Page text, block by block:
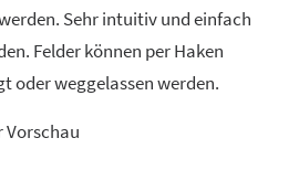
Sehr intuitiv und einfach
Felder können per Haken
oder weggelassen werden.